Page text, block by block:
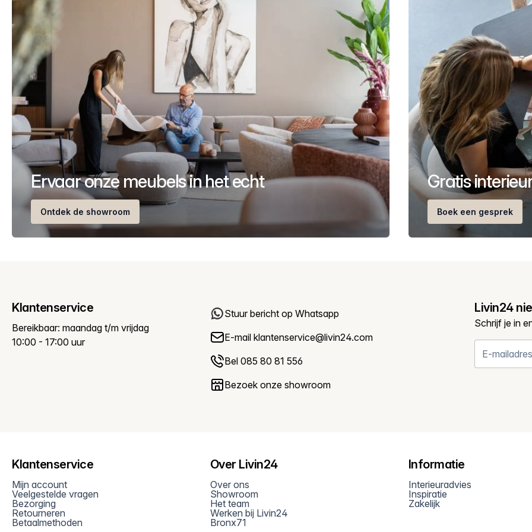
Ervaar onze meubels in het echt
Ontdek de showroom
Gratis
Boek een gesprek
Klantenservice
Bereikbaar: maandag t/m vrijdag
10:00 - 17:00 uur
Stuur bericht op Whatsapp
E-mail klantenservice@livin24.com
Bel 085 80 81 556
Bezoek onze showroom
Livin24
Schrijf je in
Klantenservice
Mijn account
Veelgestelde vragen
Bezorging
Retourneren
Betaalmethoden
Over Livin24
Over ons
Showroom
Het team
Werken bij Livin24
Bronx71
Informatie
Interieuradvies
Inspiratie
Zakelijk